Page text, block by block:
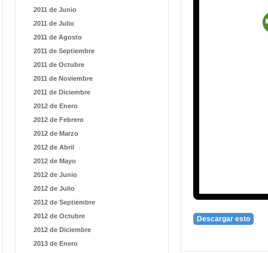
2011 de Junio
2011 de Julio
2011 de Agosto
2011 de Septiembre
2011 de Octubre
2011 de Noviembre
2011 de Diciembre
2012 de Enero
2012 de Febrero
2012 de Marzo
2012 de Abril
2012 de Mayo
2012 de Junio
2012 de Julio
2012 de Septiembre
2012 de Octubre
2012 de Diciembre
2013 de Enero
Descargar esto